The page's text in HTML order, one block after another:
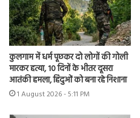
कुलगाम में धर्म पूछकर दो लोगों की गोली
मारकर हत्या, 10 दिनों के भीतर दूसरा
आतंकी हमला, हिंदुओं को बना रहे निशाना
1 August 2026 - 5:11 PM